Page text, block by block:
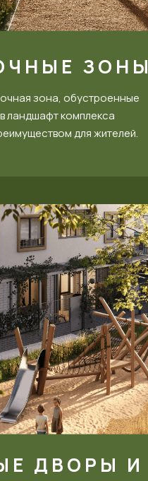
ЗОНЫ
зона, обустроенные
ландшафт комплекса
для жителей.
ДВОРЫ И